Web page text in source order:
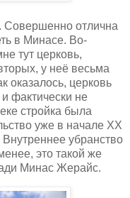
Совершенно отлична
в Минасе. Во-
тут церковь,
у неё весьма
церковь
фактически не
стройка была
уже в начале XX
убранство
это такой же
Минас Жерайс.